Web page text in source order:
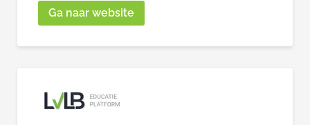
Ga naar website